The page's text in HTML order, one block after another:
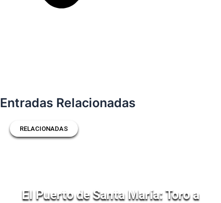
Entradas Relacionadas
RELACIONADAS
El Puerto de Santa María: Toro a